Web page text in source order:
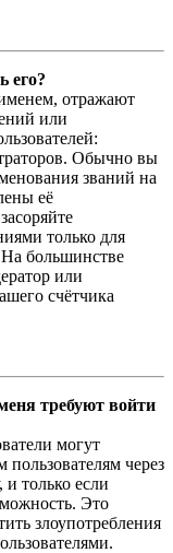
его?
отражают
или
Обычно вы
званий на
её
только для
большинстве
или
счётчика
требуют войти
могут
через
только если
Это
злоупотребления